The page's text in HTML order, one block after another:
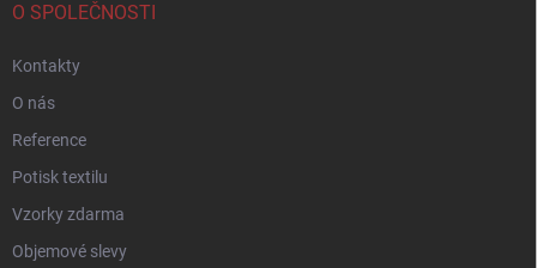
O SPOLEČNOSTI
Kontakty
O nás
Reference
Potisk textilu
Vzorky zdarma
Objemové slevy